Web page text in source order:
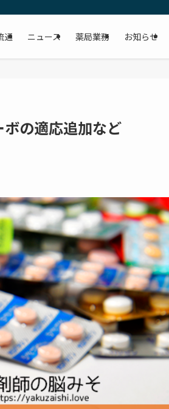
通 ニュース 薬局業務 お知らせ
の適応追加など